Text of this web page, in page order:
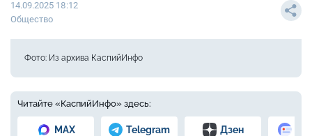
14.09.2025 18:12
Общество
Фото: Из архива КаспийИнфо
Читайте «КаспийИнфо» здесь:
MAX Telegram Дзен